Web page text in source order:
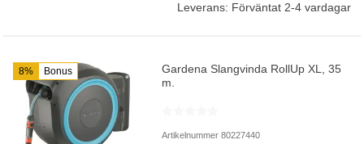
Leverans: Förväntat 2-4 vardagar
8% Bonus
Gardena Slangvinda RollUp XL, 35
m.
Artikelnummer 80227440